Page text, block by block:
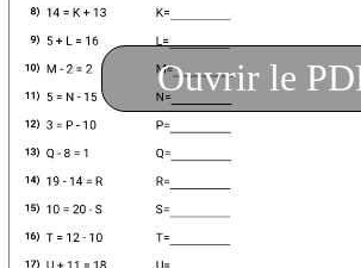
Ouvrir le